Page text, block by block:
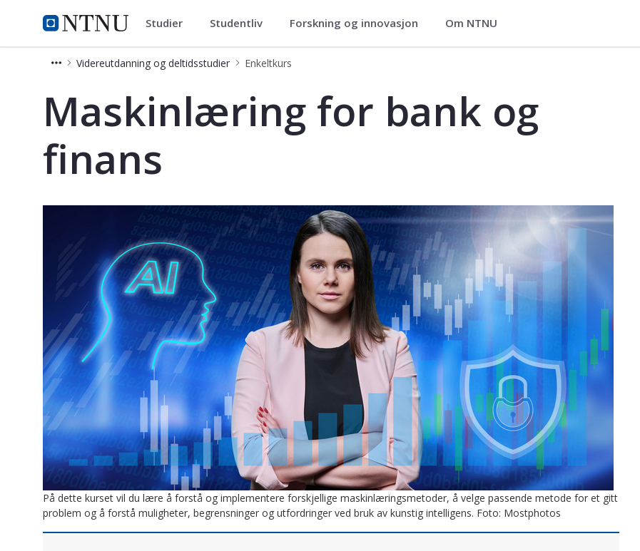
NTNU Hjemmeside
Videreutdanning og deltidsstudier
Studier Studentliv Forskning og innovasjon Om NTNU
Videreutdanning og deltidsstudier Enkeltkurs
Maskinlæring for bank og
finans
På dette kurset vil du lære å forstå og implementere forskjellige maskinlæringsmetoder, å velge passende metode for et gitt
problem og å forstå muligheter, begrensninger og utfordringer ved bruk av kunstig intelligens. Foto: Mostphotos